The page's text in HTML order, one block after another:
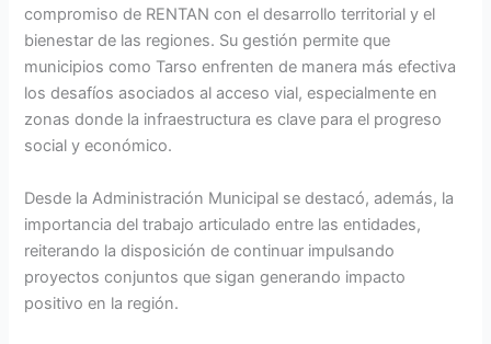
compromiso de RENTAN con el desarrollo territorial y el
bienestar de las regiones. Su gestión permite que
municipios como Tarso enfrenten de manera más efectiva
los desafíos asociados al acceso vial, especialmente en
zonas donde la infraestructura es clave para el progreso
social y económico.
Desde la Administración Municipal se destacó, además, la
importancia del trabajo articulado entre las entidades,
reiterando la disposición de continuar impulsando
proyectos conjuntos que sigan generando impacto
positivo en la región.